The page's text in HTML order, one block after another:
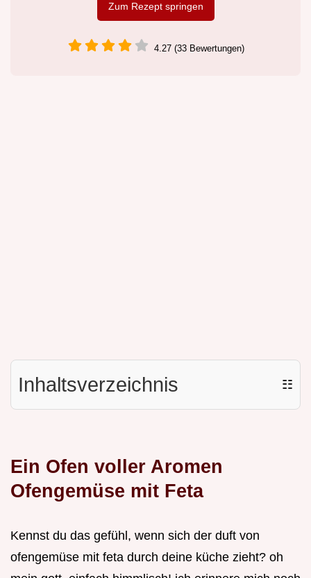
Zum Rezept springen
4.27 (33 Bewertungen)
Inhaltsverzeichnis ☷
Ein Ofen voller Aromen
Ofengemüse mit Feta
Kennst du das gefühl, wenn sich der duft von
ofengemüse mit feta durch deine küche zieht? oh